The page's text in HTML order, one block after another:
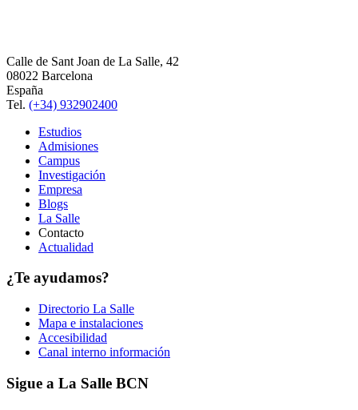
Calle de Sant Joan de La Salle, 42
08022 Barcelona
España
Tel. (+34) 932902400
Estudios
Admisiones
Campus
Investigación
Empresa
Blogs
La Salle
Contacto
Actualidad
¿Te ayudamos?
Directorio La Salle
Mapa e instalaciones
Accesibilidad
Canal interno información
Sigue a La Salle BCN